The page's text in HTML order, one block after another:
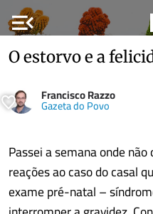
menu_open
O estorvo e a
Francisco Razzo
Gazeta do Povo
Passei a semana onde
reações ao caso do casal
exame pré-natal –